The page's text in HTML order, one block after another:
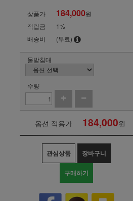
상품가 184,000원
적립금
1%
배송비
(무료)
물받침대
수량
옵션 적용가 184,000원
관심상품 장바구니
구매하기